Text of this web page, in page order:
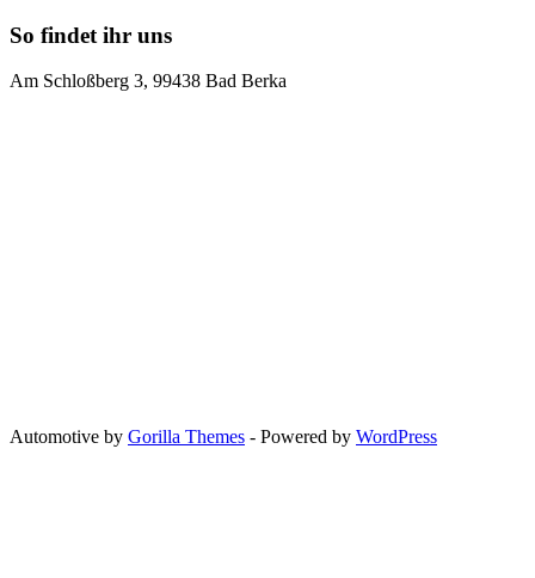
So findet ihr uns
Am Schloßberg 3, 99438 Bad Berka
Automotive by Gorilla Themes - Powered by WordPress